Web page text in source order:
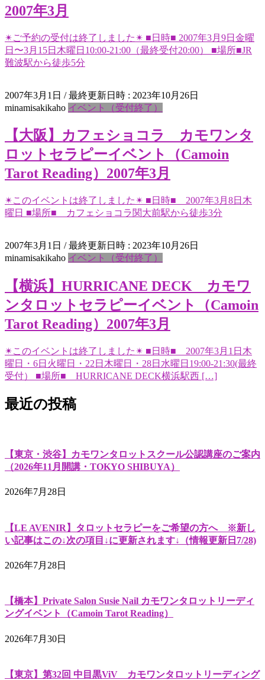
2007年3月
✴︎ご予約の受付は終了しました✴︎ ■日時■ 2007年3月9日金曜
日〜3月15日木曜日10:00-21:00（最終受付20:00） ■場所■JR
難波駅から徒歩5分
2007年3月1日 / 最終更新日時 : 2023年10月26日
minamisakikaho イベント（受付終了）
【大阪】カフェショコラ カモワンタ
ロットセラピーイベント（Camoin
Tarot Reading）2007年3月
✴︎このイベントは終了しました✴︎ ■日時■ 2007年3月8日木
曜日 ■場所■ カフェショコラ関大前駅から徒歩3分
2007年3月1日 / 最終更新日時 : 2023年10月26日
minamisakikaho イベント（受付終了）
【横浜】HURRICANE DECK カモワ
ンタロットセラピーイベント（Camoin
Tarot Reading）2007年3月
✴︎このイベントは終了しました✴︎ ■日時■ 2007年3月1日木
曜日・6日火曜日・22日木曜日・28日水曜日19:00-21:30(最終
受付） ■場所■ HURRICANE DECK横浜駅西 […]
最近の投稿
【東京・渋谷】カモワンタロットスクール公認講座のご案内
（2026年11月開講・TOKYO SHIBUYA）
2026年7月28日
【LE AVENIR】タロットセラピーをご希望の方へ ※新し
い記事はこの↓次の項目↓に更新されます↓（情報更新日7/28)
2026年7月28日
【橋本】Private Salon Susie Nail カモワンタロットリーディ
ングイベント（Camoin Tarot Reading）
2026年7月30日
【東京】第32回 中目黒ViV カモワンタロットリーディング